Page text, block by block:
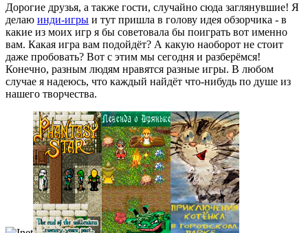
Дорогие друзья, а также гости, случайно сюда заглянувшие! Я
делаю инди-игры и тут пришла в голову идея обзорчика - в
какие из моих игр я бы советовала бы поиграть вот именно
вам. Какая игра вам подойдёт? А какую наоборот не стоит
даже пробовать? Вот с этим мы сегодня и разберёмся!
Конечно, разным людям нравятся разные игры. В любом
случае я надеюсь, что каждый найдёт что-нибудь по душе из
нашего творчества.